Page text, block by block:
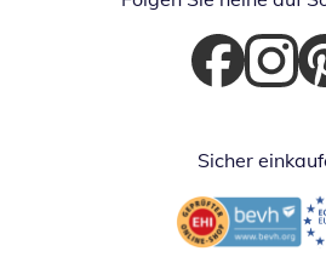
Öffnet inÖffnet in
Sicher
Öffnet in neuem